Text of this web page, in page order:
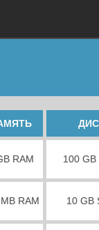
RAM 100 GB
RAM 10 GB